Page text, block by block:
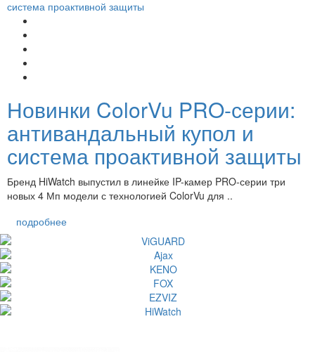
Новинки ColorVu PRO-серии:
антивандальный купол и
система проактивной защиты
Бренд HiWatch выпустил в линейке IP-камер PRO-серии три
новых 4 Мп модели с технологией ColorVu для ..
подробнее